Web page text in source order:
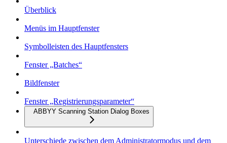
Überblick
Menüs im Hauptfenster
Symbolleisten des Hauptfensters
Fenster „Batches“
Bildfenster
Fenster „Registrierungsparameter“
ABBYY Scanning Station Dialog Boxes
Unterschiede zwischen dem Administratormodus und dem